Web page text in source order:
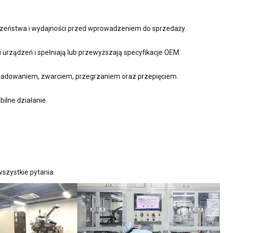
i wydajności przed wprowadzeniem do sprzedaży.
i spełniają lub przewyższają specyfikacje OEM.
zwarciem, przegrzaniem oraz przepięciem.
działanie.
pytania.